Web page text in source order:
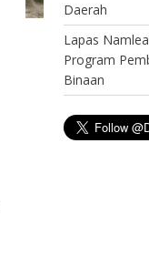
Daerah
Lapas
Program
Binaan